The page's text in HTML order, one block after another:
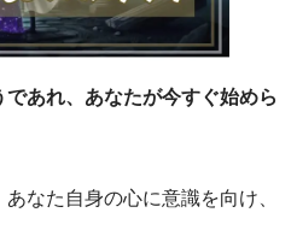
あれ、あなたが今すぐ始めら
なた自身の心に意識を向け、